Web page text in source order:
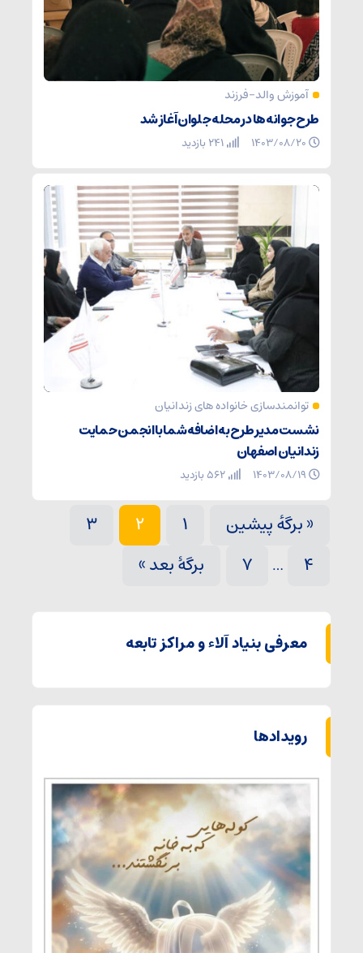
آموزش والد-فرزند
طرح جوانه‌ها در محله جلوان آغاز شد
توانمندسازی خانواده های زندانیان
نشست مدیر طرح به اضافه شما با انجمن حمایت
زندانیان اصفهان
« برگه‌ٔ پیشین 1
2
3
4
…
7 برگهٔ بعد »
معرفی بنیاد آلاء و مراکز تابعه
رویدادها